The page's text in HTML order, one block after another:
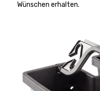
Wünschen erhalten.